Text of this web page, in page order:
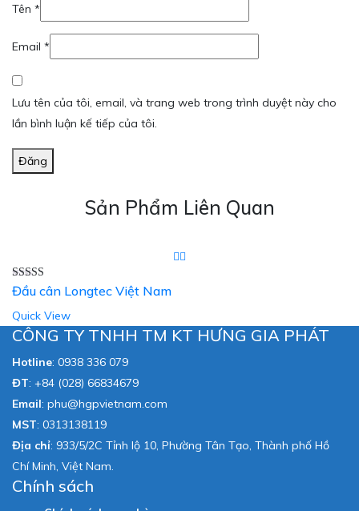
Tên *
Email *
Lưu tên của tôi, email, và trang web trong trình duyệt này cho
lần bình luận kế tiếp của tôi.
Đăng
Sản Phẩm Liên Quan
Được xếp
sao
Đầu cân Longtec Việt Nam
Quick View
CÔNG TY TNHH TM KT HƯNG GIA PHÁT
Hotline: 0938 336 079
ĐT: +84 (028) 66834679
Email: phu@hgpvietnam.com
MST: 0313138119
Địa chỉ: 933/5/2C Tỉnh lộ 10, Phường Tân Tạo, Thành phố Hồ
Chí Minh, Việt Nam.
Chính sách